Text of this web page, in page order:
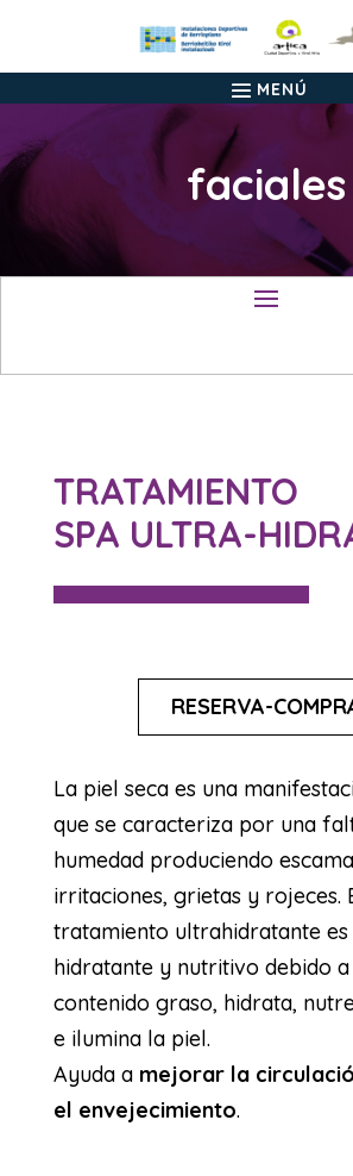
faciales
TRATAMIENTO
SPA ULTRA-
RESERVA-
La piel seca es una
que se caracteriza por una
humedad produciendo
irritaciones, grietas y rojeces.
tratamiento ultrahidratante
hidratante y nutritivo debido
contenido graso, hidrata,
e ilumina la piel.
Ayuda a mejorar la
el envejecimiento.